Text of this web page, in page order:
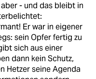
- und das bleibt in
Er war in eigener
sein Opfer fertig zu
sich aus einer
dann kein Schutz,
Hetzer seine Agenda